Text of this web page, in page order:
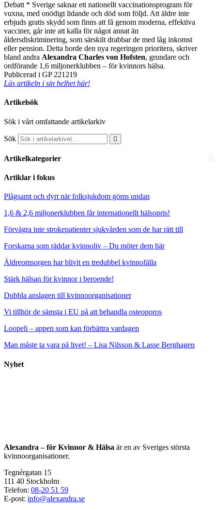
Debatt * Sverige saknar ett nationellt vaccinationsprogram för
vuxna, med onödigt lidande och död som följd. Att äldre inte
erbjuds gratis skydd som finns att få genom moderna, effektiva
vacciner, går inte att kalla för något annat än
åldersdiskriminering, som särskilt drabbar de med låg inkomst
eller pension. Detta borde den nya regeringen prioritera, skriver
bland andra Alexandra Charles von Hofsten, grundare och
ordförande 1,6 miljonerklubben – för kvinnors hälsa.
Publicerad i GP 221219
Läs artikeln i sin helhet här!
Artikelsök
Sök i vårt omfattande artikelarkiv
Sök
Artikelkategorier
Artiklar i fokus
Plågsamt och dyrt när folksjukdom göms undan
1,6 & 2,6 miljonerklubben får internationellt hälsopris!
Förvägra inte strokepatienter sjukvården som de har rätt till
Forskarna som räddar kvinnoliv – Du möter dem här
Äldreomsorgen har blivit en tredubbel kvinnofälla
Stärk hälsan för kvinnor i beroende!
Dubbla anslagen till kvinnoorganisationer
Vi tillhör de sämsta i EU på att behandla osteoporos
Loopeli – appen som kan förbättra vardagen
Man måste ta vara på livet! – Lisa Nilsson & Lasse Berghagen
Nyhet
Alexandra – för Kvinnor & Hälsa är en av Sveriges största
kvinnoorganisationer.
Tegnérgatan 15
111 40 Stockholm
Telefon: 08-20 51 59
E-post: info@alexandra.se